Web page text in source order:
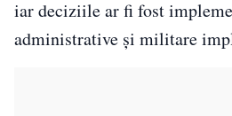
iar deciziile ar fi fost
administrative și militare